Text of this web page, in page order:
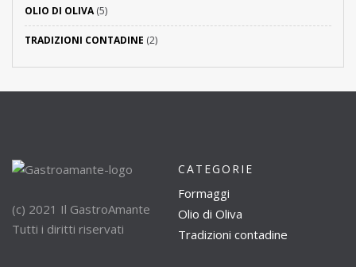
OLIO DI OLIVA(5)
TRADIZIONI CONTADINE (2)
(c) 2021 Il GastroAmante
Tutti i diritti riservati
CATEGORIE
Formaggi
Olio di Oliva
Tradizioni contadine